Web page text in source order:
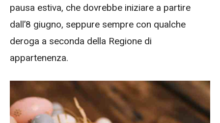
pausa estiva, che dovrebbe iniziare a partire
dall’8 giugno, seppure sempre con qualche
deroga a seconda della Regione di
appartenenza.